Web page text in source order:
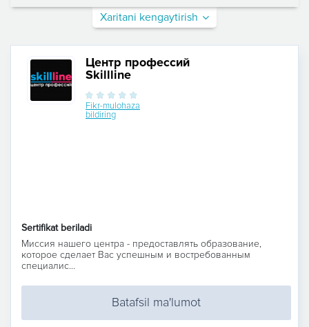
Xaritani kengaytirish
Центр профессий
Skillline
Fikr-mulohaza
bildiring
Sertifikat beriladi
Миссия нашего центра - предоставлять образование,
которое сделает Вас успешным и востребованным
специалис...
Batafsil ma'lumot